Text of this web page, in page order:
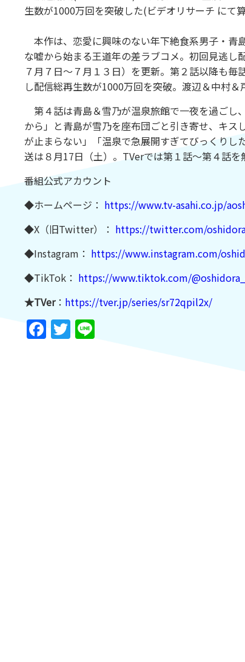
生数が1000万回を突破した(ビデオリサーチ にて
本作は、恋愛に興味のない年下絶食系男子・青
な嘘から始まる王道年の差ラブコメ。初回見逃し
７月７日～７月１３日）を更新。第２話以降も
し配信総再生数が1000万回を突破。渡辺＆中村＆
第４話は青島＆雪乃が温泉旅館で一夜を過ごし
から」と青島が雪乃を座布団ごと引き寄せ、キ
が止まらない」「温泉で急展開すぎてびっくり
送は８月17日（土）。TVerでは第１話～第４話を
番組公式アカウント
◆ホームページ： https://www.tv-asahi.co.jp/
◆X（旧Twitter）： https://twitter.com/
◆Instagram： https://www.instagram.com/
◆TikTok： https://www.tiktok.com/
★TVer： https://tver.jp/series/sr72qpil2x/
Facebook
Twitter